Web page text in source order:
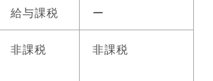
給与課税 ー
非課税 非課税